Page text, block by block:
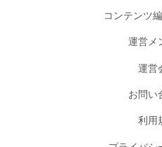
コンテンツ
運営メ
運営
お問い
利用